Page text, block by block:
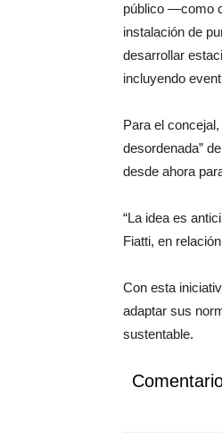
público —como
instalación de
desarrollar
incluyendo
Para el
desordenada”
desde ahora
“La idea es
Fiatti, en
Con esta
adaptar sus
sustentable.